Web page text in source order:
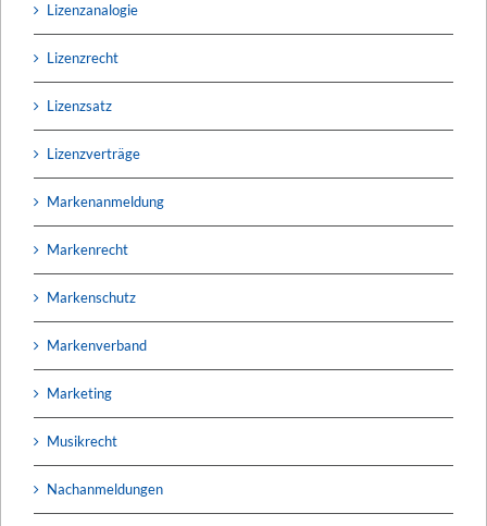
Lizenzanalogie
Lizenzrecht
Lizenzsatz
Lizenzverträge
Markenanmeldung
Markenrecht
Markenschutz
Markenverband
Marketing
Musikrecht
Nachanmeldungen